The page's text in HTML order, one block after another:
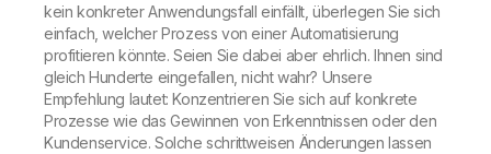
kein konkreter Anwendungsfall einfällt, überlegen Sie sich
einfach, welcher Prozess von einer Automatisierung
profitieren könnte. Seien Sie dabei aber ehrlich. Ihnen sind
gleich Hunderte eingefallen, nicht wahr? Unsere
Empfehlung lautet: Konzentrieren Sie sich auf konkrete
Prozesse wie das Gewinnen von Erkenntnissen oder den
Kundenservice. Solche schrittweisen Änderungen lassen